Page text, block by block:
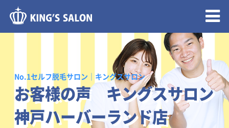
No.1セルフ脱毛サロン｜キングスサロン
お客様の声 キングスサロン
神戸ハーバーランド店